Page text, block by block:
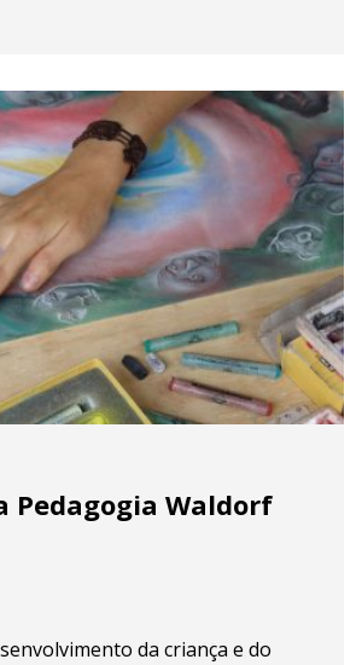
Pedagogia Waldorf
da criança e do